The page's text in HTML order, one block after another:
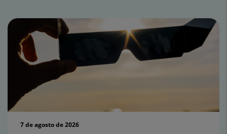
7 de agosto de 2026